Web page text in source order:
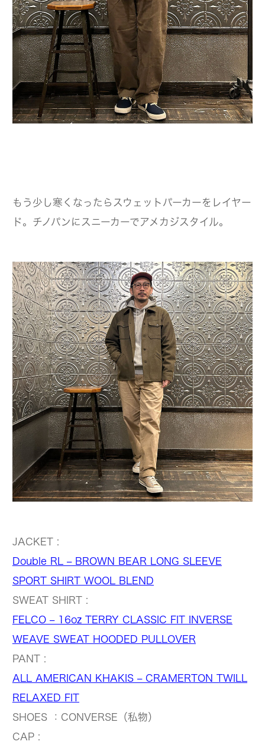
もう少し寒くなったらスウェットパーカーをレイヤー
ド。チノパンにスニーカーでアメカジスタイル。
JACKET :
Double RL – BROWN BEAR LONG SLEEVE
SPORT SHIRT WOOL BLEND
SWEAT SHIRT :
FELCO – 16oz TERRY CLASSIC FIT INVERSE
WEAVE SWEAT HOODED PULLOVER
PANT :
ALL AMERICAN KHAKIS – CRAMERTON TWILL
RELAXED FIT
SHOES ：CONVERSE（私物）
CAP :